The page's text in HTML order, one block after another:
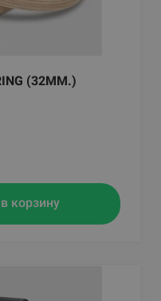
(32MM.)
корзину